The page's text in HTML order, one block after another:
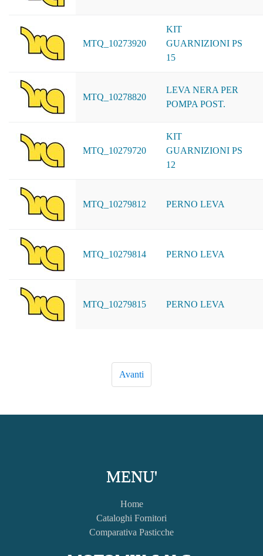
MTQ_10273920
KIT
GUARNIZIONI PS
15
MTQ_10278820
LEVA NERA PER
POMPA POST.
MTQ_10279720
KIT
GUARNIZIONI PS
12
MTQ_10279812 PERNO LEVA
MTQ_10279814 PERNO LEVA
MTQ_10279815 PERNO LEVA
MENU'
Home
Cataloghi Fornitori
Comparativa Pasticche